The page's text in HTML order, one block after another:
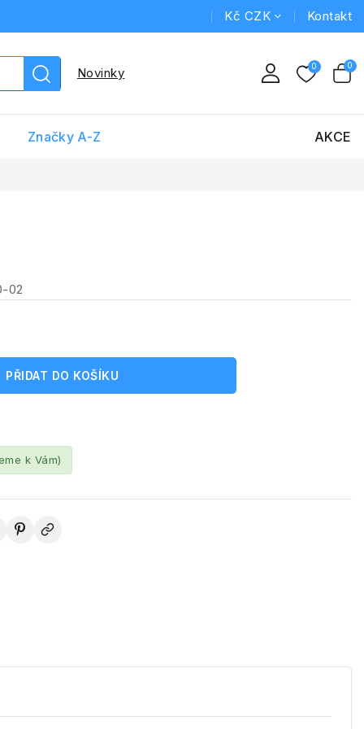
Kč CZK Kontakt
Novinky
Značky A-Z AKCE
02
PŘIDAT DO KOŠÍKU
k Vám)